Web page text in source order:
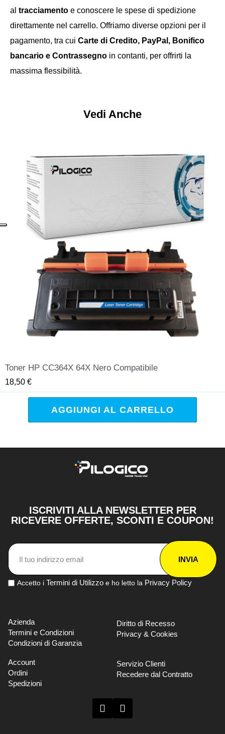
al tracciamento e conoscere le spese di spedizione
direttamente nel carrello. Offriamo diverse opzioni per il
pagamento, tra cui Carte di Credito, PayPal, Bonifico
bancario e Contrassegno in contanti, per offrirti la
massima flessibilità.
Vedi Anche
QUICK VIEW
Toner HP CC364X 64X Nero Compatibile
18,50 €
AGGIUNGI AL CARRELLO
ISCRIVITI ALLA NEWSLETTER PER
RICEVERE OFFERTE, SCONTI E COUPON!
INVIA
Accetto i Termini di Utilizzo e ho letto la Privacy Policy
Azienda
Termini e Condizioni
Condizioni di Garanzia
Diritto di Recesso
Privacy & Cookies
Account
Ordini
Spedizioni
Servizio Clienti
Recedere dal Contratto